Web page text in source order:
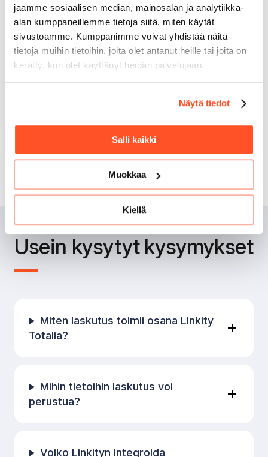
jaamme sosiaalisen median, mainosalan ja analytiikka-
alan kumppaneillemme tietoja siitä, miten käytät
sivustoamme. Kumppanimme voivat yhdistää näitä
tietoja muihin tietoihin, joita olet antanut heille tai joita on
kerätty, kun olet käyttänyt heidän palvelujaan.
Näytä tiedot
Salli kaikki
Muokkaa
Kiellä
yhteydessä.
Usein kysytyt kysymykset
Miten laskutus toimii osana Linkity
Totalia?
Mihin tietoihin laskutus voi
perustua?
Voiko Linkityn integroida